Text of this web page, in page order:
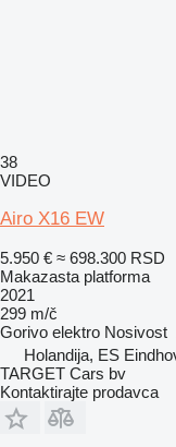
38
VIDEO
Airo X16 EW
5.950 € ≈ 698.300 RSD
Makazasta platforma
2021
299 m/č
Gorivo elektro Nosivost
Holandija, ES
TARGET Cars bv
Kontaktirajte prodavca